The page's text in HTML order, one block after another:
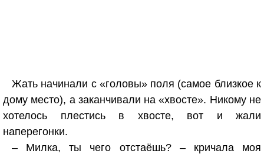
Жать начинали с «головы» поля (самое близкое к
дому место), а заканчивали на «хвосте». Никому не
хотелось плестись в хвосте, вот и жали
наперегонки.
– Милка, ты чего отстаёшь? – кричала моя